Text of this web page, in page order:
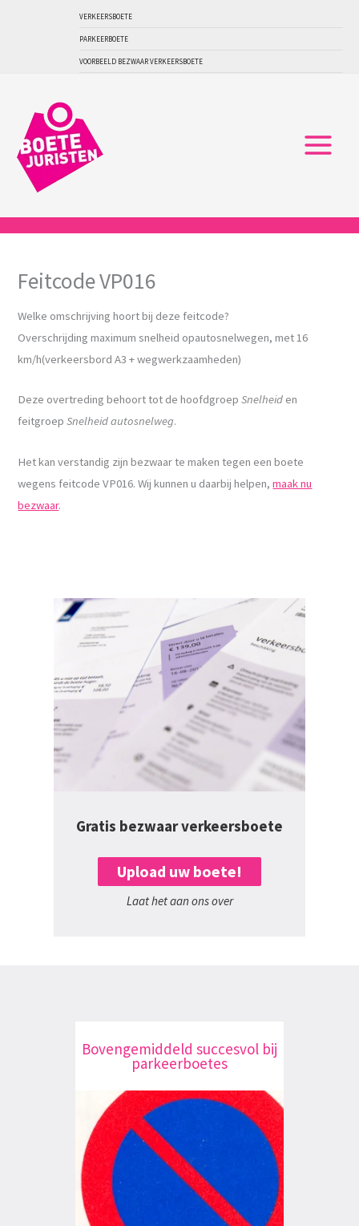
VERKEERSBOETE
PARKEERBOETE
VOORBEELD BEZWAAR VERKEERSBOETE
Feitcode VP016
Welke omschrijving hoort bij deze feitcode?
Overschrijding maximum snelheid opautosnelwegen, met 16
km/h(verkeersbord A3 + wegwerkzaamheden)
Deze overtreding behoort tot de hoofdgroepSnelheid en
feitgroepSnelheid autosnelweg.
Het kan verstandig zijn bezwaar te maken tegen een boete
wegens feitcode VP016. Wij kunnen u daarbij helpen,maak nu
bezwaar.
Gratis bezwaar verkeersboete
Upload uw boete!
Laat het aan ons over
Bovengemiddeld succesvol bij
parkeerboetes